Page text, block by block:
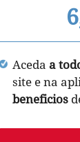
Aceda a
site e na
beneficios